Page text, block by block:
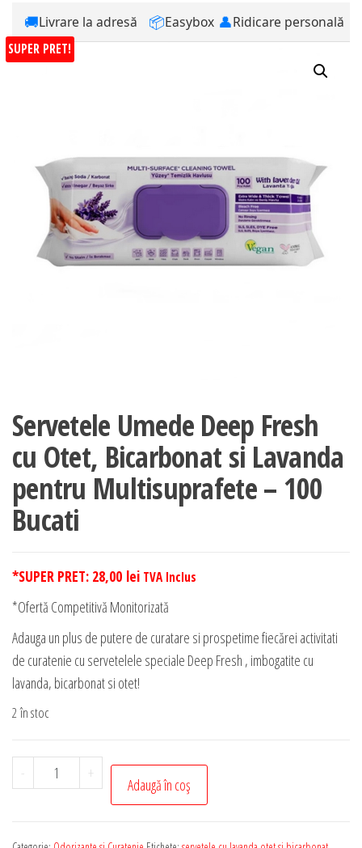
🚚Livrare la adresă 📦Easybox 👤Ridicare personală
SUPER PRET!
Servetele Umede Deep Fresh
cu Otet, Bicarbonat si Lavanda
pentru Multisuprafete – 100
Bucati
*SUPER PRET: 28,00 lei TVA Inclus
*Ofertă Competitivă Monitorizată
Adauga un plus de putere de curatare si prospetime fiecărei activitati
de curatenie cu servetelele speciale Deep Fresh , imbogatite cu
lavanda, bicarbonat si otet!
2 în stoc
-
Cantitate
Servetele
+
Adaugă în coș